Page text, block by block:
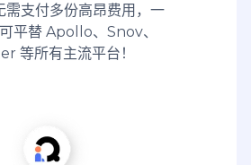
需支付多份高昂费用，一
平替 Apollo、Snov、
等所有主流平台！